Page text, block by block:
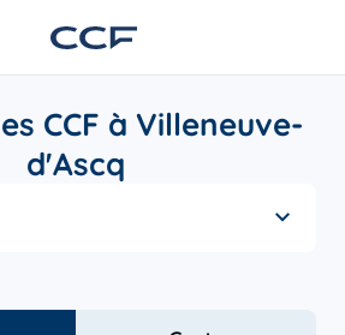
CCF à Villeneuve-
d'Ascq